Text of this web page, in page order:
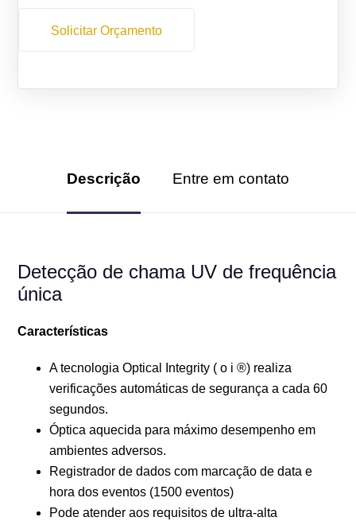
Solicitar Orçamento
Descrição Entre em contato
Detecção de chama UV de frequência
única
Características
A tecnologia Optical Integrity ( o i ®) realiza
verificações automáticas de segurança a cada 60
segundos.
Óptica aquecida para máximo desempenho em
ambientes adversos.
Registrador de dados com marcação de data e
hora dos eventos (1500 eventos)
Pode atender aos requisitos de ultra-alta